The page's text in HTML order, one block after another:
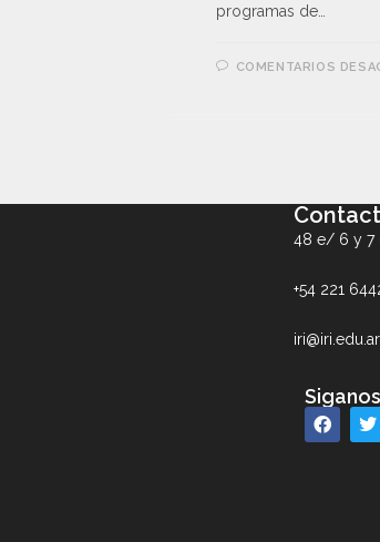
programas de…
COMENTARIOS
48 e/ 6 y 7
+54 221
iri@iri.edu.ar